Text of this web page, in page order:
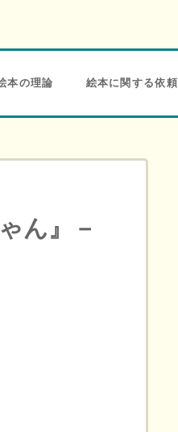
本の理論 絵本に関する依頼
ん』－